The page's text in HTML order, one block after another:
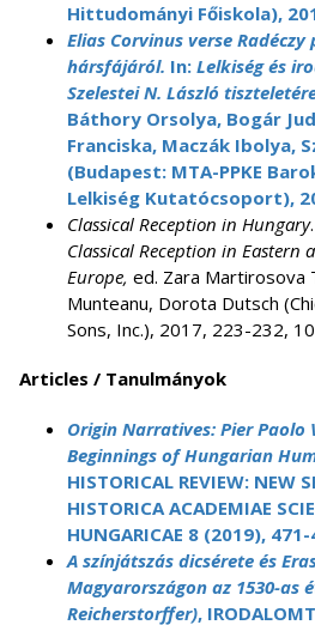
Hittudományi Főiskola),
Elias Corvinus verse Radéczy
hársfájáról. In: Lelkiség és
Szelestei N. László
Báthory Orsolya, Bogár
Franciska, Maczák Ibolya,
(Budapest: MTA-PPKE
Lelkiség Kutatócsoport),
Classical Reception in Hungary
Classical Reception in Eastern
Europe, ed. Zara Martirosova
Munteanu, Dorota Dutsch
Sons, Inc.), 2017, 223-232,
Articles / Tanulmányok
Origin Narratives: Pier Paolo
Beginnings of Hungarian
HISTORICAL REVIEW: NEW
HISTORICA ACADEMIAE
HUNGARICAE 8 (2019),
A színjátszás dicsérete és
Magyarországon az 1530-as
Reicherstorffer),